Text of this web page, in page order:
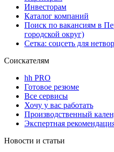
Инвесторам
Каталог компаний
Поиск по вакансиям в
городской округ)
Сетка: соцсеть для
Соискателям
hh PRO
Готовое резюме
Все сервисы
Хочу у вас работать
Производственный
Экспертная
Новости и статьи